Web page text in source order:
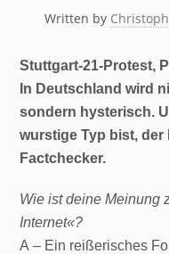
Written by
Stuttgart-21-Protest,
In Deutschland wird
sondern hysterisch.
wurstige Typ bist,
Factchecker.
Wie ist deine Meinung
Internet«?
A – Ein reißerisches